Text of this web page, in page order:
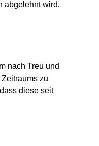
abgelehnt wird,
nach Treu und
zu
diese seit